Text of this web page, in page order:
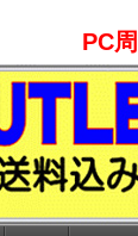
PC